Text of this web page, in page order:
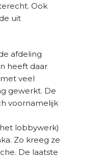
Ook
uit
afdeling
heeft daar
veel
gewerkt. De
voornamelijk
lobbywerk)
Zo kreeg ze
De laatste